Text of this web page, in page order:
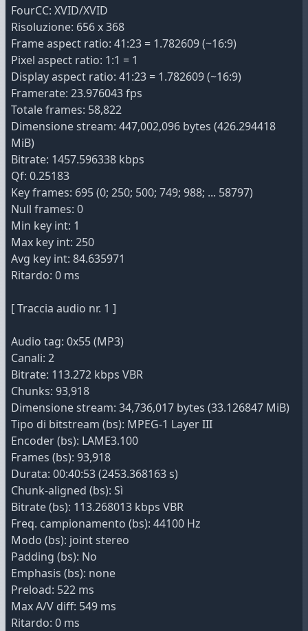
FourCC: XVID/XVID
Risoluzione: 656 x 368
Frame aspect ratio: 41:23 = 1.782609 (~16:9)
Pixel aspect ratio: 1:1 = 1
Display aspect ratio: 41:23 = 1.782609 (~16:9)
Framerate: 23.976043 fps
Totale frames: 58,822
Dimensione stream: 447,002,096 bytes (426.294418
MiB)
Bitrate: 1457.596338 kbps
Qf: 0.25183
Key frames: 695 (0; 250; 500; 749; 988; ... 58797)
Null frames: 0
Min key int: 1
Max key int: 250
Avg key int: 84.635971
Ritardo: 0 ms
[ Traccia audio nr. 1 ]
Audio tag: 0x55 (MP3)
Canali: 2
Bitrate: 113.272 kbps VBR
Chunks: 93,918
Dimensione stream: 34,736,017 bytes (33.126847 MiB)
Tipo di bitstream (bs): MPEG-1 Layer III
Encoder (bs): LAME3.100
Frames (bs): 93,918
Durata: 00:40:53 (2453.368163 s)
Chunk-aligned (bs): Sì
Bitrate (bs): 113.268013 kbps VBR
Freq. campionamento (bs): 44100 Hz
Modo (bs): joint stereo
Padding (bs): No
Emphasis (bs): none
Preload: 522 ms
Max A/V diff: 549 ms
Ritardo: 0 ms